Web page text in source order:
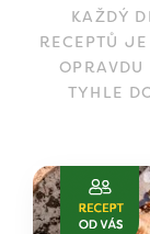
KAŽDÝ
RECEPTŮ
TYHLE